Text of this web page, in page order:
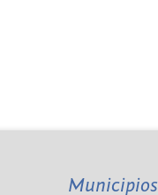
Municipios